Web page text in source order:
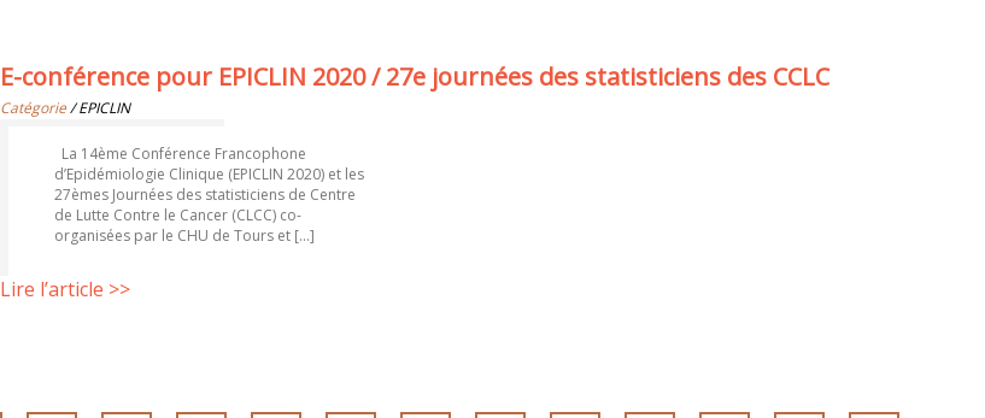
E-conférence pour EPICLIN 2020 / 27e journées des statisticiens des CCLC
Catégorie/ EPICLIN
La 14ème Conférence Francophone
d’Epidémiologie Clinique (EPICLIN 2020) et les
27èmes Journées des statisticiens de Centre
de Lutte Contre le Cancer (CLCC) co-
organisées par le CHU de Tours et [...]
Lire l’article >>